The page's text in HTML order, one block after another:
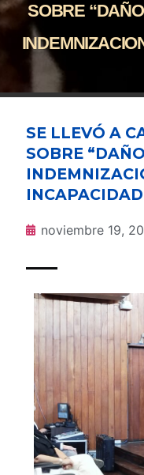
SOBRE
SE LLEVÓ A
SOBRE
noviembre 19,